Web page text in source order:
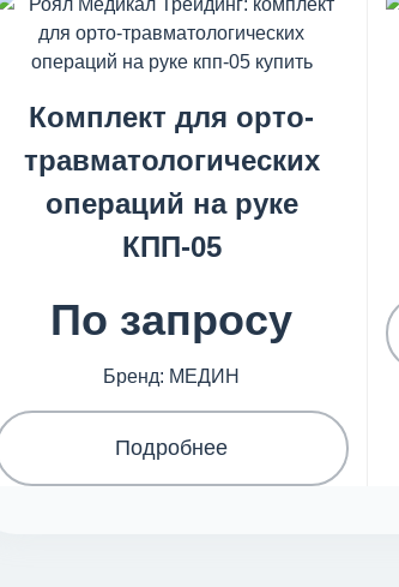
Комплект для орто-
травматологических
операций на руке
КПП-05
По запросу
Бренд: МЕДИН
Подробнее